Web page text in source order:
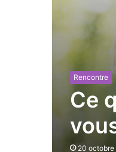
Rencontre
Ce
20 octobre